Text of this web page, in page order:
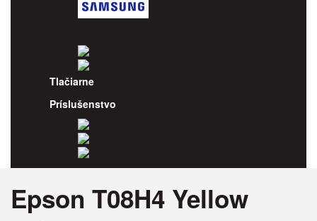
Tlačiarne
Príslušenstvo
Epson T08H4 Yellow